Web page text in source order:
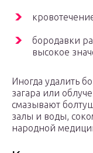
бородавки
высокое
Иногда удалить
загара или
смазывают
залы и воды,
народной